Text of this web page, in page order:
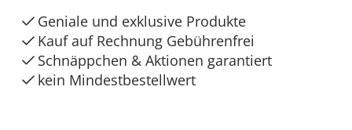
Geniale und exklusive Produkte
Kauf auf Rechnung Gebührenfrei
Schnäppchen & Aktionen garantiert
kein Mindestbestellwert